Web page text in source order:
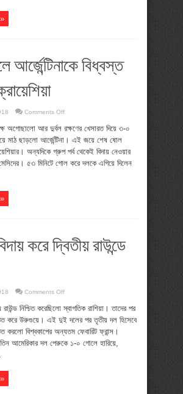
আর্জেন্টিনাকে বিধ্বস্ত
Comments Offon
গোলে
আর্জেন্টিনাকে
বিধ্বস্ত
করলো
ক্রোয়েশিয়া
অগোছালো আর দুর্বল রক্ষণের খেসারত দিয়ে ৩-০
মাঠ ছাড়লো আর্জেন্টিনা। এই জয়ে শেষ ষোল
অন্যদিকে গ্রুপ পর্ব থেকেই বিদায় নেওয়ার
৫৩ মিনিটে গোল করে দলকে এগিয়ে দিলেন
করে দ্বিতীয় রাউন্ডে
Comments Offon
বিদায়
করে
দ্বিতীয়
ফ্রান্স
নিশ্চিত করেছিলো স্বাগতিক রাশিয়া। তাদের পর
করে উরুগুয়ে। এই দুই দলের পর তৃতীয় দল হিসেবে
করলো বিশ্বকাপের অন্যতম ফেবারিট ফ্রান্স।
আমেরিকার দল পেরুকে ১-০ গোলে হারিয়ে,